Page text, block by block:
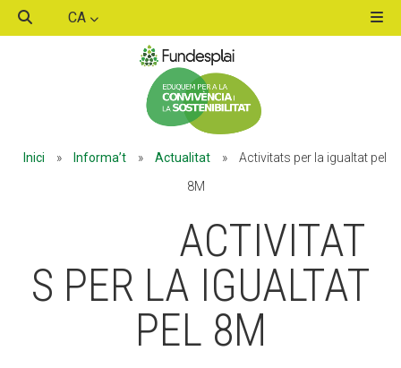
CA
Inici » Informa’t » Actualitat »
Activitats per la igualtat pel
8M
ACTIVITAT
S PER LA IGUALTAT
PEL 8M
ACTIVITATS D'ESTIU
MÓN ESCOLAR
ALBERG CENTRE ESPLAI
FORMACIÓ